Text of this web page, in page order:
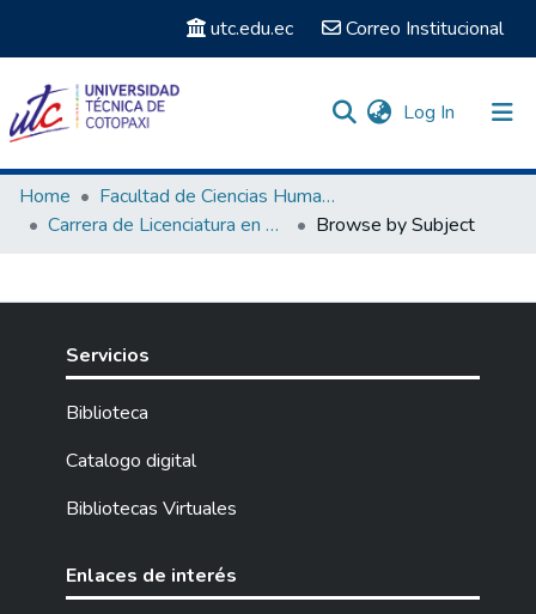
utc.edu.ec Correo Institucional
Log In (current)
Communities & Collections
Home
Facultad de Ciencias Humanas y Educación
Carrera de Licenciatura en Ciencias de la Educación mención Educación Parvularia
Browse by Subject
Servicios
Biblioteca
Catalogo digital
Bibliotecas Virtuales
Enlaces de interés